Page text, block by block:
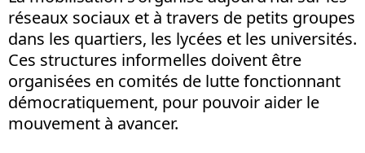
réseaux sociaux et à travers de petits groupes
dans les quartiers, les lycées et les universités.
Ces structures informelles doivent être
organisées en comités de lutte fonctionnant
démocratiquement, pour pouvoir aider le
mouvement à avancer.